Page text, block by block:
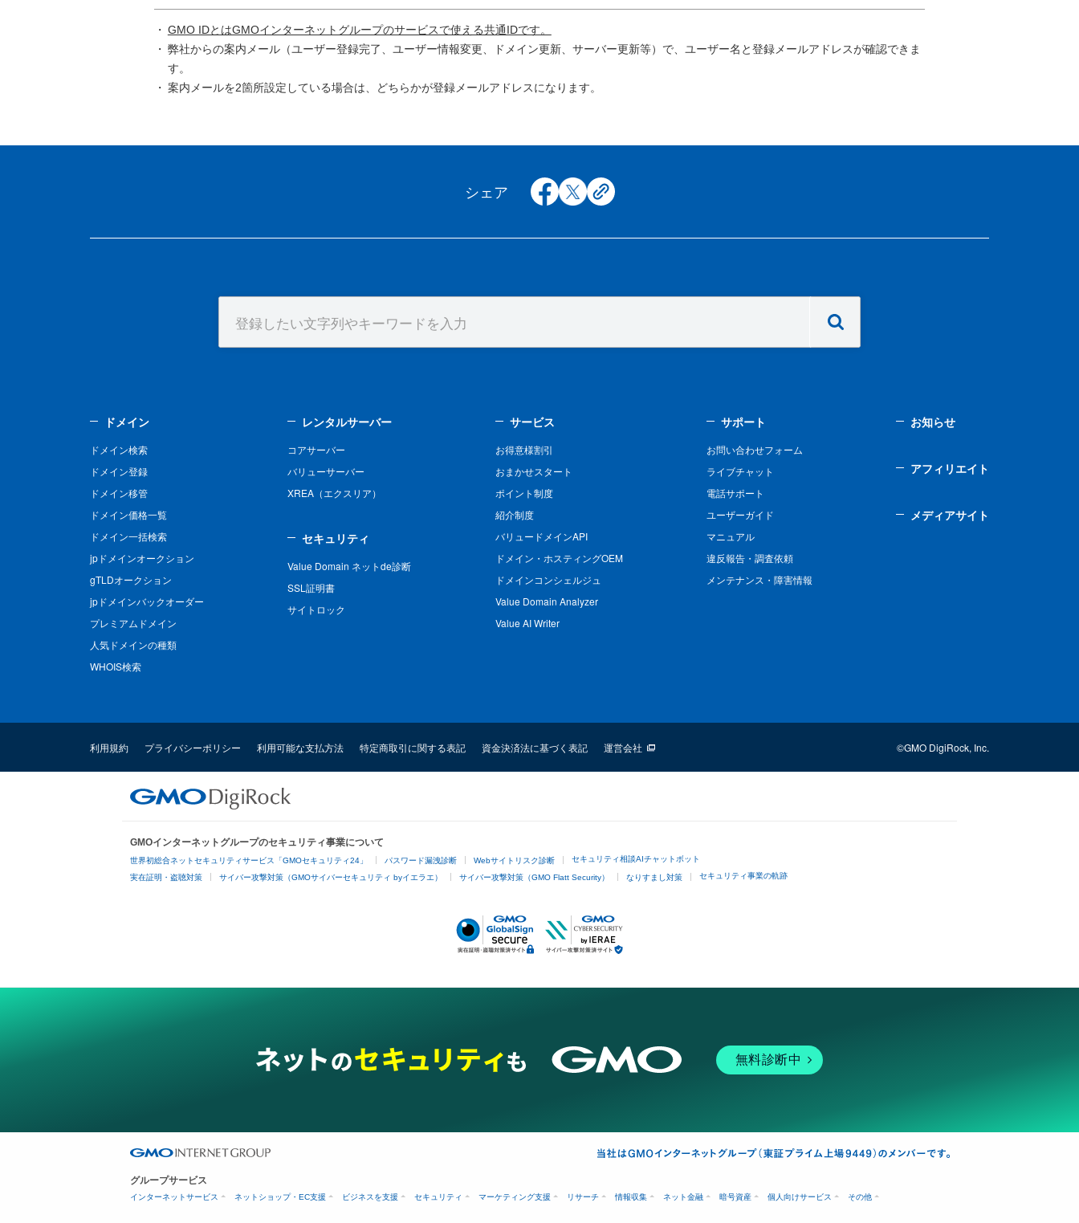
GMO IDとはGMOインターネットグループのサービスで使える共通IDです。
弊社からの案内メール（ユーザー登録完了、ユーザー情報変更、ドメイン更新、サーバー更新等）で、ユーザー名と登録メールアドレスが確認できま
す。
案内メールを2箇所設定している場合は、どちらかが登録メールアドレスになります。
シェア facebook
x copy
ドメイン
ドメイン検索
ドメイン登録
ドメイン移管
ドメイン価格一覧
ドメイン一括検索
jpドメインオークション
gTLDオークション
jpドメインバックオーダー
プレミアムドメイン
人気ドメインの種類
WHOIS検索
レンタルサーバー
コアサーバー
バリューサーバー
XREA（エクスリア）
セキュリティ
Value Domain ネットde診断
SSL証明書
サイトロック
サービス
お得意様割引
おまかせスタート
ポイント制度
紹介制度
バリュードメインAPI
ドメイン・ホスティングOEM
ドメインコンシェルジュ
Value Domain Analyzer
Value AI Writer
サポート
お問い合わせフォーム
ライブチャット
電話サポート
ユーザーガイド
マニュアル
違反報告・調査依頼
メンテナンス・障害情報
お知らせ
アフィリエイト
メディアサイト
利用規約 プライバシーポリシー 利用可能な支払方法 特定商取引に関する表記 資金決済法に基づく表記 運営会社 ©GMO DigiRock, Inc.
GMOインターネットグループのセキュリティ事業について
世界初総合ネットセキュリティサービス「GMOセキュリティ24」 パスワード漏洩診断 Webサイトリスク診断 セキュリティ相談AIチャットボット
実在証明・盗聴対策 サイバー攻撃対策（GMOサイバーセキュリティ byイエラエ） サイバー攻撃対策（GMO Flatt Security） なりすまし対策 セキュリティ事業の軌跡
無料診断中
グループサービス
インターネットサービス ネットショップ・EC支援 ビジネスを支援 セキュリティ マーケティング支援 リサーチ 情報収集 ネット金融 暗号資産 個人向けサービス その他